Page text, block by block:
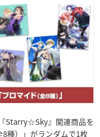
Starry☆Sky』関連商品を
種）」がランダムで1枚